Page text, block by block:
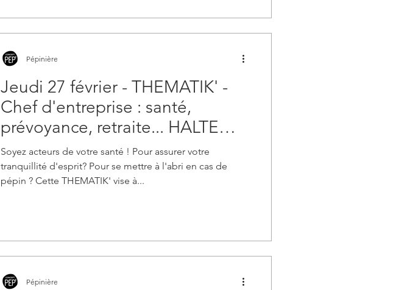
Jeudi 27 février - THEMATIK' -
Chef d'entreprise : santé,
prévoyance, retraite... HALTE
AUX IDEES RECUES
Soyez acteurs de votre santé ! Pour assurer votre
tranquillité d'esprit? Pour se mettre à l'abri en cas de
pépin ? Cette THEMATIK' vise à...
Pépinière
Pépinière